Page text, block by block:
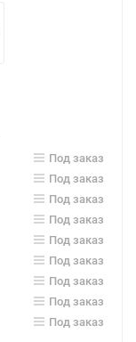
Под заказ
Под заказ
Под заказ
Под заказ
Под заказ
Под заказ
Под заказ
Под заказ
Под заказ